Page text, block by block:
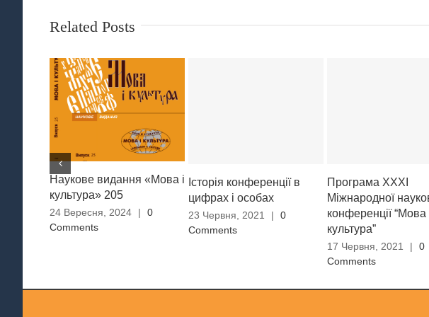
Related Posts
Наукове видання «Мова і
культура» 205
24 Вересня, 2024 |
0
Comments
Історія конференції в
цифрах і особах
23 Червня, 2021 |
0
Comments
Програма ХXXІ
Міжнародної
конференції “Мова
культура”
17 Червня, 2021 |
0
Comments